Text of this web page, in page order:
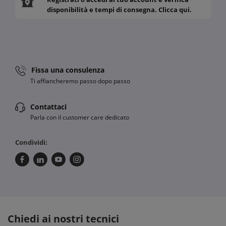
disponibilità e tempi di consegna. Clicca qui.
Fissa una consulenza
Ti affiancheremo passo dopo passo
Contattaci
Parla con il customer care dedicato
Condividi:
Chiedi ai nostri tecnici